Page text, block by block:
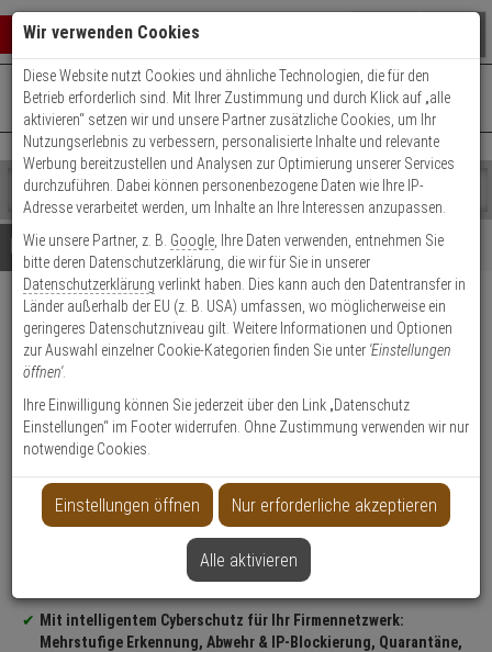
Warenkorb schließen
0 ARTIKEL IM WARENKORB
Ihr Warenkorb ist momentan leer.
Ergebnisse ()
Fertig
Shop
durchsuchen
Bitte
geben
Sie
mindestens
Zeichen
ein,
um
Suche
Es
wurde
noch
Kategorien
Suche
gestartet
+49 (0)821 899 493-0Mo. - Do.: 8:00 - 16:30 | Fr.: 8:00 - 14:00 Uhr
Kontaktservice nutzen
Details Beratung
1x VIVOTEK IB9391-EHTV-v2
IP-Kamera + Aufkleber
Produktmerkmale
Produktinformationen
Mit intelligentem Cyberschutz für Ihr Firmennetzwerk:
Mehrstufige Erkennung, Abwehr & IP-Blockierung, Quarantäne,
Wir verwenden Cookies
Diese Website nutzt Cookies und ähnliche Technologien, die für den
Betrieb erforderlich sind. Mit Ihrer Zustimmung und durch Klick auf „alle
aktivieren“ setzen wir und unsere Partner zusätzliche Cookies, um Ihr
Nutzungserlebnis zu verbessern, personalisierte Inhalte und relevante
Werbung bereitzustellen und Analysen zur Optimierung unserer Services
durchzuführen. Dabei können personenbezogene Daten wie Ihre IP-
Adresse verarbeitet werden, um Inhalte an Ihre Interessen anzupassen.
Wie unsere Partner, z. B. Google , Ihre Daten verwenden, entnehmen Sie
bitte deren Datenschutzerklärung, die wir für Sie in unserer
Datenschutzerklärung verlinkt haben. Dies kann auch den Datentransfer in
Länder außerhalb der EU (z. B. USA) umfassen, wo möglicherweise ein
geringeres Datenschutzniveau gilt. Weitere Informationen und Optionen
zur Auswahl einzelner Cookie-Kategorien finden Sie unter 'Einstellungen
öffnen'.
Ihre Einwilligung können Sie jederzeit über den Link „Datenschutz
Einstellungen“ im Footer widerrufen. Ohne Zustimmung verwenden wir nur
notwendige Cookies.
Einstellungen öffnen Nur erforderliche akzeptieren
Alle aktivieren